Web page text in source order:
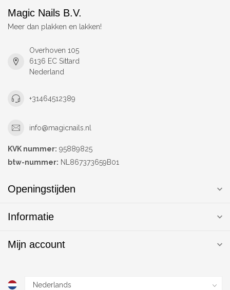
Magic Nails B.V.
Meer dan plakken en lakken!
Overhoven 105
6136 EC Sittard
Nederland
+31464512389
info@magicnails.nl
KVK nummer: 95889825
btw-nummer: NL867373659B01
Openingstijden
Informatie
Mijn account